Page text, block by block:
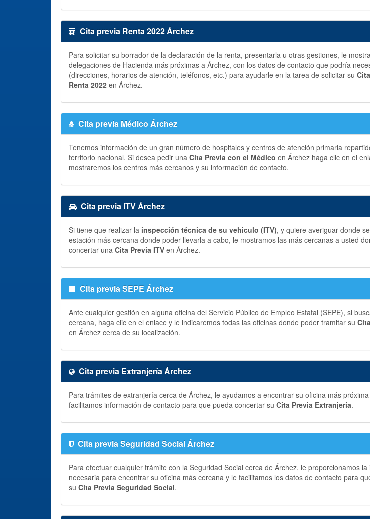
Cita previa Renta 2022 Árchez
Para solicitar su borrador de la declaración de la renta, presentarla u otras gestiones, le
delegaciones de Hacienda más próximas a Árchez, con los datos de contacto que podría
(direcciones, horarios de atención, teléfonos, etc.) para ayudarle en la tarea de solicitar su
Renta 2022 en Árchez.
Cita previa Médico Árchez
Tenemos información de un gran número de hospitales y centros de atención primaria
territorio nacional. Si desea pedir una Cita Previa con el Médico en Árchez haga clic en el
mostraremos los centros más cercanos y su información de contacto.
Cita previa ITV Árchez
Si tiene que realizar la inspección técnica de su vehiculo (ITV), y quiere averiguar donde
estación más cercana donde poder llevarla a cabo, le mostramos las más cercanas a usted
concertar una Cita Previa ITV en Árchez.
Cita previa SEPE Árchez
Ante cualquier gestión en alguna oficina del Servicio Público de Empleo Estatal (SEPE), si
cercana, haga clic en el enlace y le indicaremos todas las oficinas donde poder tramitar su
en Árchez cerca de su localización.
Cita previa Extranjería Árchez
Para trámites de extranjería cerca de Árchez, le ayudamos a encontrar su oficina más
facilitamos información de contacto para que pueda concertar su Cita Previa Extranjería.
Cita previa Seguridad Social Árchez
Para efectuar cualquier trámite con la Seguridad Social cerca de Árchez, le proporcionamos la
necesaria para encontrar su oficina más cercana y le facilitamos los datos de contacto para
su Cita Previa Seguridad Social.